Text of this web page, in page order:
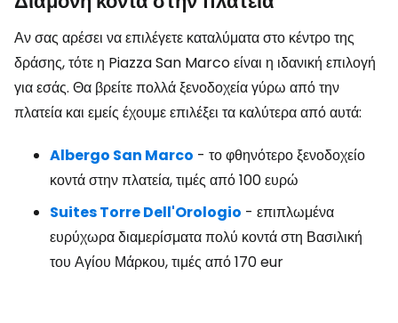
Αν σας αρέσει να επιλέγετε καταλύματα στο κέντρο της
δράσης, τότε η Piazza San Marco είναι η ιδανική επιλογή
για εσάς. Θα βρείτε πολλά ξενοδοχεία γύρω από την
πλατεία και εμείς έχουμε επιλέξει τα καλύτερα από αυτά:
Albergo San Marco - το φθηνότερο ξενοδοχείο
κοντά στην πλατεία, τιμές από 100 ευρώ
Suites Torre Dell'Orologio - επιπλωμένα
ευρύχωρα διαμερίσματα πολύ κοντά στη Βασιλική
του Αγίου Μάρκου, τιμές από 170 eur